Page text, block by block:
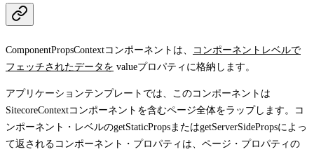
ComponentPropsContextコンポーネントは、
コンポーネントレベルで
フェッチされたデータを valueプロパティに格納します。
アプリケーションテンプレートでは、このコンポーネントは
SitecoreContextコンポーネントを含むページ全体をラップします。コ
ンポーネント・レベルのgetStaticProps またはgetServerSidePropsによっ
て返されるコンポーネント・プロパティは、ページ・プロパティの